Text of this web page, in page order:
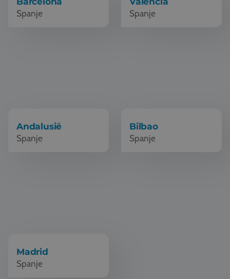
076 522 30 57
Spanje
Spanje
Andalusië
Spanje
Bilbao
Spanje
Madrid
Spanje